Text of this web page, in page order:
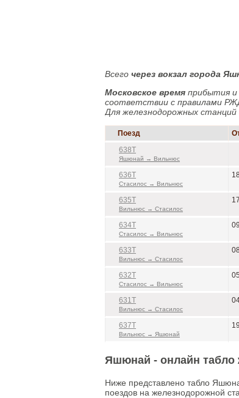
Всего через вокзал города
Московское время прибытия и
соответствии с правилами
Для железнодорожных станций
Поезд
638Т
Яшюнай → Вильнюс
636Т
Стасилос → Вильнюс
635Т
Вильнюс → Стасилос
634Т
Стасилос → Вильнюс
633Т
Вильнюс → Стасилос
632Т
Стасилос → Вильнюс
631Т
Вильнюс → Стасилос
637Т
Вильнюс → Яшюнай
Яшюнай - онлайн табло
Ниже представлено табло
поездов на железнодорожной